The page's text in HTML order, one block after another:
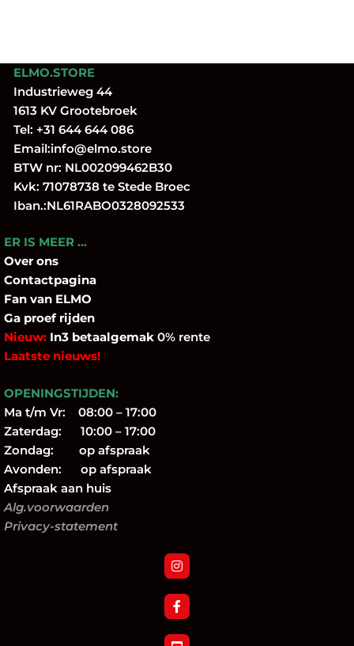
ELMO.STORE
Industrieweg 44
1613 KV Grootebroek
Tel: +31 644 644 086
Email:info@elmo.store
BTW nr: NL002099462B30
Kvk: 71078738 te Stede Broec
Iban.:NL61RABO0328092533
ER IS MEER …
Over ons
Contactpagina
Fan van ELMO
Ga proef rijden
Nieuw: In3 betaalgemak 0% rente
Laatste nieuws!
OPENINGSTIJDEN:
Ma t/m Vr: 08:00 – 17:00
Zaterdag: 10:00 – 17:00
Zondag: op afspraak
Avonden: op afspraak
Afspraak aan huis
Alg.voorwaarden
Privacy-statement